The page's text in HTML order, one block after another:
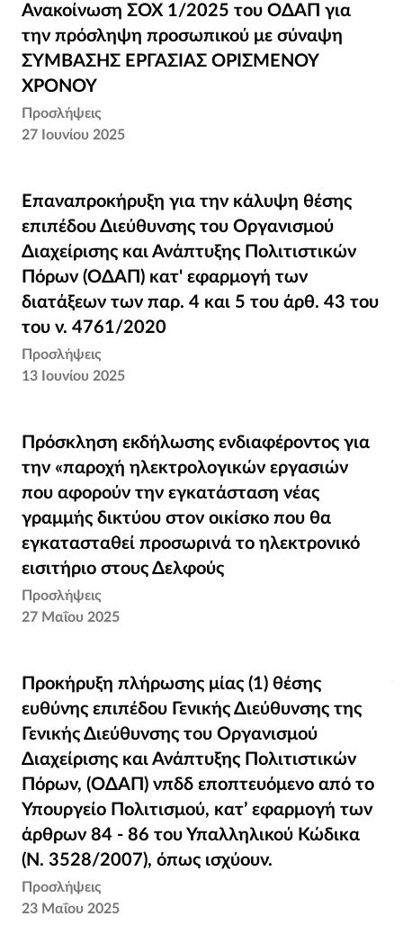
Ανακοίνωση ΣΟΧ 1/2025 του ΟΔΑΠ για την
πρόσληψη προσωπικού με σύναψη
ΣΥΜΒΑΣΗΣ ΕΡΓΑΣΙΑΣ ΟΡΙΣΜΕΝΟΥ
ΧΡΟΝΟΥ
Ανακοίνωση ΣΟΧ 1/2025 του ΟΔΑΠ για
την πρόσληψη προσωπικού με σύναψη
ΣΥΜΒΑΣΗΣ ΕΡΓΑΣΙΑΣ ΟΡΙΣΜΕΝΟΥ
ΧΡΟΝΟΥ
Προσλήψεις
27 Ιουνίου 2025
Επαναπροκήρυξη για την κάλυψη θέσης
επιπέδου Διεύθυνσης του Οργανισμού
Διαχείρισης και Ανάπτυξης Πολιτιστικών
Πόρων (ΟΔΑΠ) κατ' εφαρμογή των
διατάξεων των παρ. 4 και 5 του άρθ. 43 του
του ν. 4761/2020
Επαναπροκήρυξη για την κάλυψη θέσης
επιπέδου Διεύθυνσης του Οργανισμού
Διαχείρισης και Ανάπτυξης Πολιτιστικών
Πόρων (ΟΔΑΠ) κατ' εφαρμογή των
διατάξεων των παρ. 4 και 5 του άρθ. 43 του
του ν. 4761/2020
Προσλήψεις
13 Ιουνίου 2025
Πρόσκληση εκδήλωσης ενδιαφέροντος για
την «παροχή ηλεκτρολογικών εργασιών που
αφορούν την εγκατάσταση νέας γραμμής
δικτύου στον οικίσκο που θα εγκατασταθεί
προσωρινά το ηλεκτρονικό εισιτήριο στους
Δελφούς
Πρόσκληση εκδήλωσης ενδιαφέροντος για
την «παροχή ηλεκτρολογικών εργασιών
που αφορούν την εγκατάσταση νέας
γραμμής δικτύου στον οικίσκο που θα
εγκατασταθεί προσωρινά το ηλεκτρονικό
εισιτήριο στους Δελφούς
Προσλήψεις
27 Μαΐου 2025
Προκήρυξη πλήρωσης μίας (1) θέσης ευθύνης
επιπέδου Γενικής Διεύθυνσης της Γενικής
Διεύθυνσης του Οργανισμού Διαχείρισης και
Ανάπτυξης Πολιτιστικών Πόρων, (ΟΔΑΠ)
νπδδ εποπτευόμενο από το Υπουργείο
Πολιτισμού, κατ’ εφαρμογή των άρθρων 84 -
86 του Υπαλληλικού Κώδικα (Ν. 3528/2007),
όπως ισχύουν.
Προκήρυξη πλήρωσης μίας (1) θέσης
ευθύνης επιπέδου Γενικής Διεύθυνσης της
Γενικής Διεύθυνσης του Οργανισμού
Διαχείρισης και Ανάπτυξης Πολιτιστικών
Πόρων, (ΟΔΑΠ) νπδδ εποπτευόμενο από το
Υπουργείο Πολιτισμού, κατ’ εφαρμογή των
άρθρων 84 - 86 του Υπαλληλικού Κώδικα
(Ν. 3528/2007), όπως ισχύουν.
Προσλήψεις
23 Μαΐου 2025